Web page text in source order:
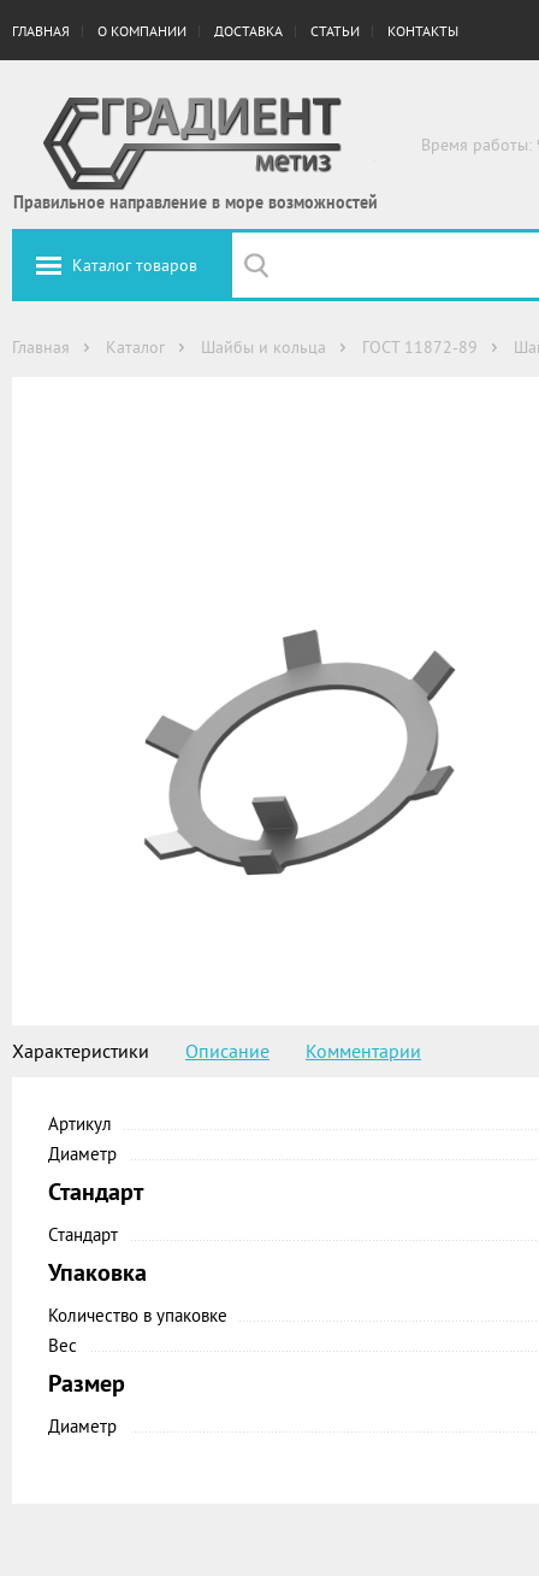
ГЛАВНАЯ О КОМПАНИИ ДОСТАВКА СТАТЬИ КОНТАКТЫ
Правильное направление в море возможностей
Время работы:
Каталог товаров
Главная Каталог Шайбы и кольца ГОСТ 11872-89
Характеристики Описание Комментарии
Артикул
Диаметр
Стандарт
Стандарт
Упаковка
Количество в упаковке
Вес
Размер
Диаметр